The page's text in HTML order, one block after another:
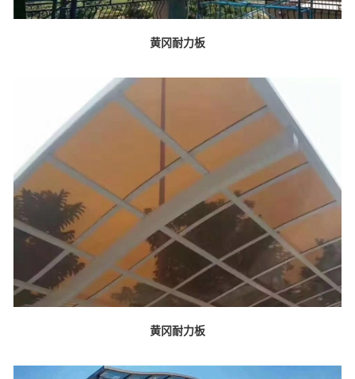
黄冈耐力板
黄冈耐力板